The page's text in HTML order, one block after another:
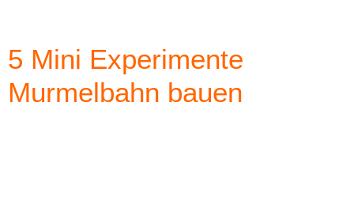
5 Mini Experimente
Murmelbahn bauen